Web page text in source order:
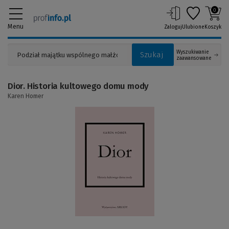
Menu
Szukaj
Wyszukiwanie
zaawansowane
ZalogujUlubione
0
Koszyk
Dior. Historia kultowego domu mody
Karen Homer